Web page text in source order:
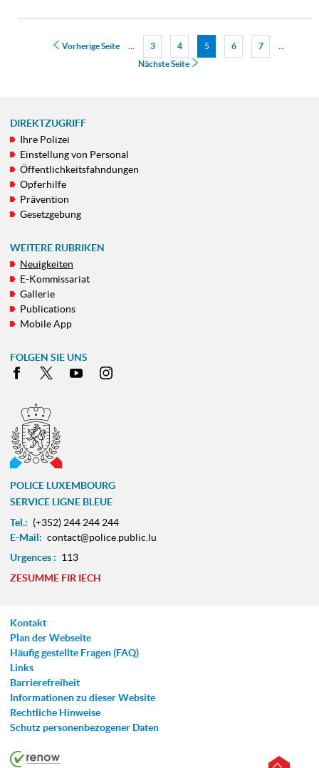
Vorherige Seite
Seite
3
Seite
4 Seite
5
Seite
6
Seite
7
Nächste Seite
NAVIGATIONSMENÜ
DIREKTZUGRIFF
Ihre Polizei
Einstellung von Personal
Öffentlichkeitsfahndungen
Opferhilfe
Prävention
Gesetzgebung
WEITERE RUBRIKEN
Neuigkeiten
E-Kommissariat
Gallerie
Publications
Mobile App
FOLGEN SIE UNS
Facebook
X Youtube
POLICE LUXEMBOURG
SERVICE LIGNE BLEUE
Tel.: (+352) 244 244 244
E-Mail: contact@police.public.lu
Urgences : 113
ZESUMME FIR IECH
Kontakt
Plan der Webseite
Häufig gestellte Fragen (FAQ)
Links
Barrierefreiheit
Informationen zu dieser Website
Rechtliche Hinweise
Schutz personenbezogener Daten